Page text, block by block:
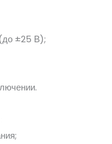
±25 В);